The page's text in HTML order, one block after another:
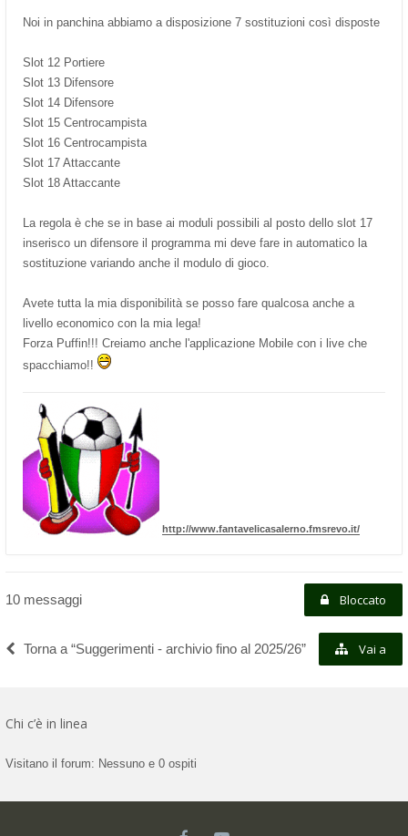
Noi in panchina abbiamo a disposizione 7 sostituzioni così disposte
Slot 12 Portiere
Slot 13 Difensore
Slot 14 Difensore
Slot 15 Centrocampista
Slot 16 Centrocampista
Slot 17 Attaccante
Slot 18 Attaccante
La regola è che se in base ai moduli possibili al posto dello slot 17
inserisco un difensore il programma mi deve fare in automatico la
sostituzione variando anche il modulo di gioco.
Avete tutta la mia disponibilità se posso fare qualcosa anche a
livello economico con la mia lega!
Forza Puffin!!! Creiamo anche l'applicazione Mobile con i live che
spacchiamo!!
http://www.fantavelicasalerno.fmsrevo.it/
10 messaggi Bloccato
Torna a “Suggerimenti - archivio fino al 2025/26” Vai a
Chi c’è in linea
Visitano il forum: Nessuno e 0 ospiti